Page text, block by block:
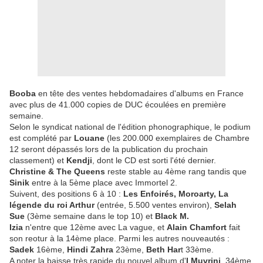
Booba en tête des ventes hebdomadaires d'albums en France
avec plus de 41.000 copies de DUC écoulées en première
semaine.
Selon le syndicat national de l'édition phonographique, le podium
est complété par Louane (les 200.000 exemplaires de Chambre
12 seront dépassés lors de la publication du prochain
classement) et Kendji , dont le CD est sorti l'été dernier.
Christine & The Queens reste stable au 4ème rang tandis que
Sinik entre à la 5ème place avec Immortel 2.
Suivent, des positions 6 à 10 : Les Enfoirés, Moroarty, La
légende du roi Arthur(entrée, 5.500 ventes environ), Selah
Sue (3ème semaine dans le top 10) et Black M.
Izia n'entre que 12ème avec La vague, et Alain Chamfort fait
son reotur à la 14ème place. Parmi les autres nouveautés :
Sadek 16ème, Hindi Zahra 23ème, Beth Hart 33ème.
A noter la baisse très rapide du nouvel album d'I Muvrini , 34ème